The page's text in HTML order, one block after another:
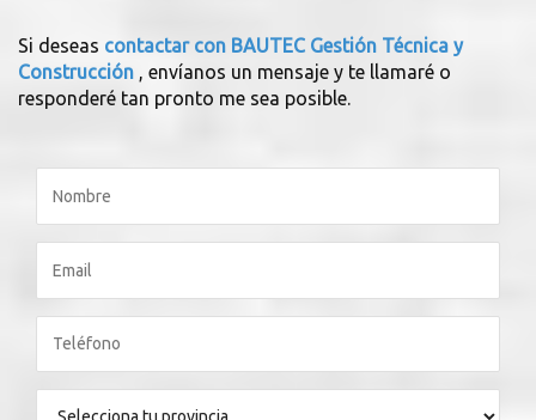
Si deseas contactar con BAUTEC Gestión Técnica y
Construcción , envíanos un mensaje y te llamaré o
responderé tan pronto me sea posible.